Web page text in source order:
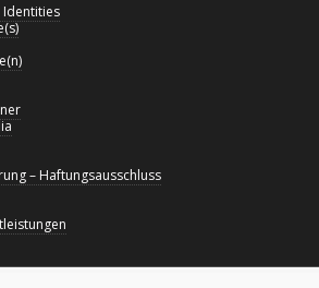
– Haftungsausschluss